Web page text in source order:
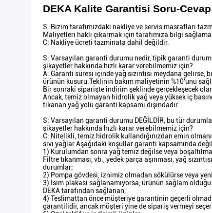
DEKA Kalite Garantisi Soru-Cevap
S: Bizim tarafımızdaki nakliye ve servis masrafları
Maliyetleri haklı çıkarmak için tarafımıza bilgi
C: Nakliye ücreti tazminata dahil değildir.
S: Varsayılan garanti durumu nedir, tipik garanti
şikayetler hakkında hızlı karar verebilmemiz için?
A: Garanti süresi içinde yağ sızıntısı meydana gelirse,
ürünün kusuru.Teklinin bakım maliyetinin %10'unu
Bir sonraki siparişte indirim şeklinde gerçekleşecek
Ancak, temiz olmayan hidrolik yağ veya yüksek iç
tıkanan yağ yolu garanti kapsamı dışındadır.
S: Varsayılan garanti durumu DEĞİLDİR, bu tür
şikayetler hakkında hızlı karar verebilmemiz için?
C: Nitelikli, temiz hidrolik kullandığınızdan emin
sıvı yağlar.Aşağıdaki koşullar garanti kapsamında
1) Kurulumdan sonra yağ temiz değilse veya
Filtre tıkanması, vb., yedek parça aşınması, yağ
durumlar;
2) Pompa gövdesi, iznimiz olmadan sökülürse veya
3) İsim plakası sağlanamıyorsa, ürünün sağlam
DEKA tarafından sağlanan;
4) Teslimattan önce müşteriye garantinin geçerli
garantilidir, ancak müşteri yine de sipariş vermeyi